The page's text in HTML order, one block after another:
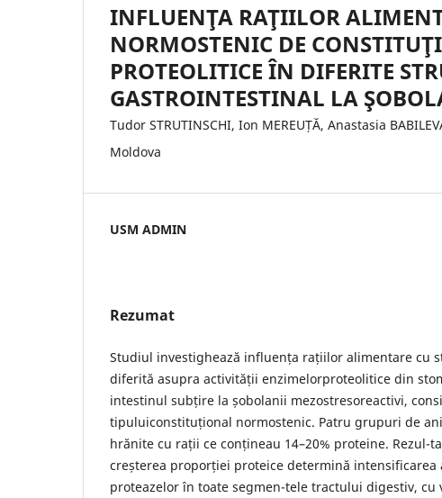
INFLUENŢA RAŢIILOR
NORMOSTENIC DE
PROTEOLITICE ÎN DIFERITE
GASTROINTESTINAL LA
Tudor STRUTINSCHI, Ion MEREUȚĂ, Anastasia
Moldova
USM ADMIN
Rezumat
Studiul investighează influența rațiilor alimentare cu
diferită asupra activității enzimelorproteolitice din
intestinul subțire la șobolanii mezostresoreactivi,
tipuluiconstituțional normostenic. Patru grupuri de
hrănite cu rații ce conțineau 14–20% proteine. Rezul-
creșterea proporției proteice determină intensificarea
proteazelor în toate segmen-tele tractului digestiv, cu